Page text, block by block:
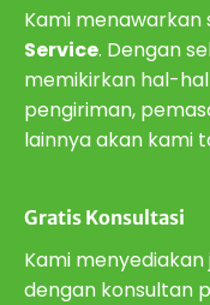
Kami menawarkan
Service. Dengan
memikirkan hal-
pengiriman,
lainnya akan kami
Gratis Konsultasi
Kami
dengan konsultan